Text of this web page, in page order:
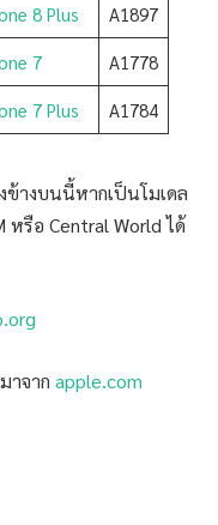
8 Plus A1897
7 A1778
7 Plus A1784
ข้างบนนี้หากเป็นโมเดล
หรือ Central World ได้
าจาก apple.com